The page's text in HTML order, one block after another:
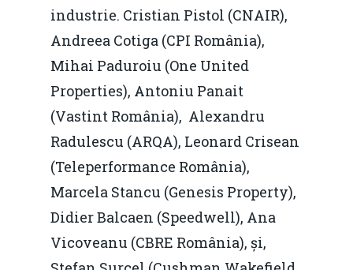
industrie. Cristian Pistol (CNAIR),
Andreea Cotiga (CPI România),
Mihai Paduroiu (One United
Properties), Antoniu Panait
(Vastint România), Alexandru
Radulescu (ARQA), Leonard Crisean
(Teleperformance România),
Marcela Stancu (Genesis Property),
Didier Balcaen (Speedwell), Ana
Vicoveanu (CBRE România), și,